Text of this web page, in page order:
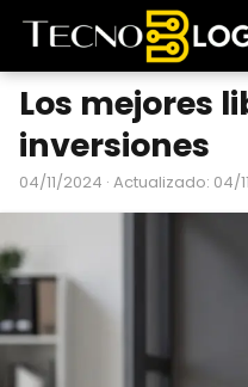
Los mejores
inversiones
04/11/2024 · Actualizado: 04/